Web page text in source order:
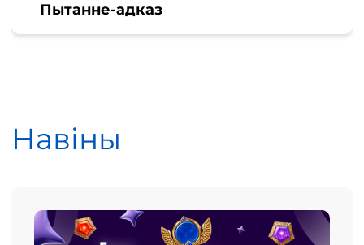
Пытанне-адказ
Навіны